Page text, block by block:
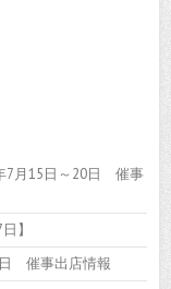
7月15日～20日 催事
】
日 催事出店情報